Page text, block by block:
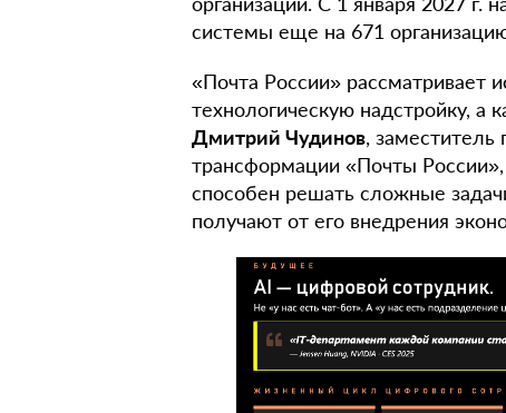
системы еще на 671
«Почта России» рассматривает
технологическую надстройку, а
Дмитрий Чудинов, заместитель
трансформации «Почты
способен решать сложные
получают от его внедрения